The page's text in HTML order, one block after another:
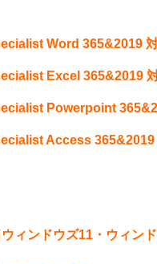
Word 365&2019
Excel 365&2019
Powerpoint
Access
ィンドウズ11・ウィン